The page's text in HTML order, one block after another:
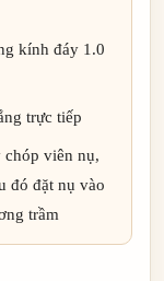
kính đáy 1.0
trực tiếp
chóp viên nụ,
đó đặt nụ vào
trầm